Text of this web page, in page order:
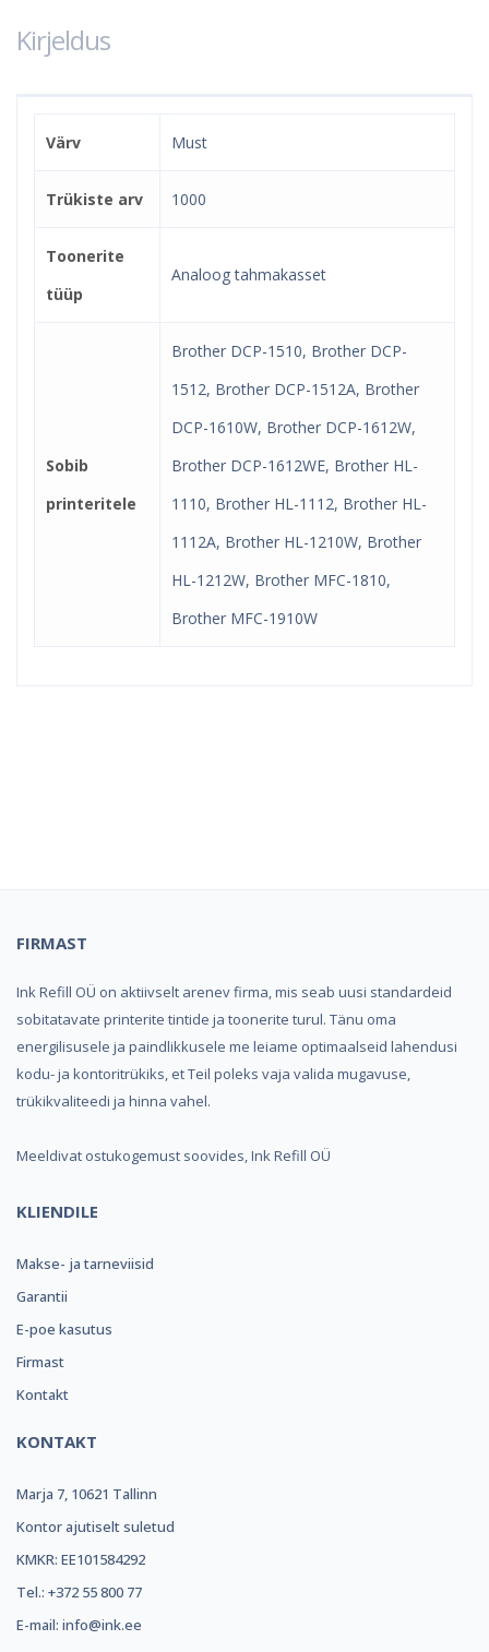
Kirjeldus
Värv Must
Trükiste arv 1000
Toonerite
tüüp
Analoog tahmakasset
Sobib
printeritele
Brother DCP-1510, Brother DCP-
1512, Brother DCP-1512A, Brother
DCP-1610W, Brother DCP-1612W,
Brother DCP-1612WE, Brother HL-
1110, Brother HL-1112, Brother HL-
1112A, Brother HL-1210W, Brother
HL-1212W, Brother MFC-1810,
Brother MFC-1910W
FIRMAST
Ink Refill OÜ on aktiivselt arenev firma, mis seab uusi standardeid
sobitatavate printerite tintide ja toonerite turul. Tänu oma
energilisusele ja paindlikkusele me leiame optimaalseid lahendusi
kodu- ja kontoritrükiks, et Teil poleks vaja valida mugavuse,
trükikvaliteedi ja hinna vahel.
Meeldivat ostukogemust soovides, Ink Refill OÜ
KLIENDILE
Makse- ja tarneviisid
Garantii
E-poe kasutus
Firmast
Kontakt
KONTAKT
Marja 7, 10621 Tallinn
Kontor ajutiselt suletud
KMKR: EE101584292
Tel.: +372 55 800 77
E-mail: info@ink.ee